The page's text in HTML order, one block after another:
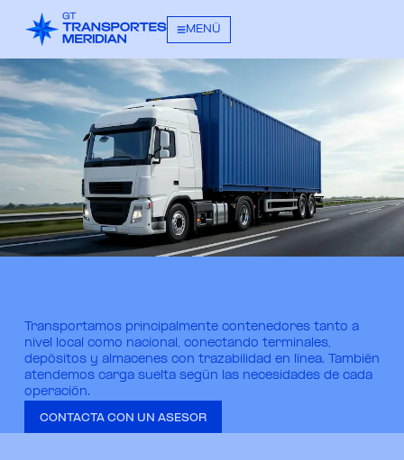
MENÚ
Transportamos principalmente contenedores tanto a
nivel local como nacional, conectando terminales,
depósitos y almacenes con trazabilidad en línea. También
atendemos carga suelta según las necesidades de cada
operación.
CONTACTA CON UN ASESOR